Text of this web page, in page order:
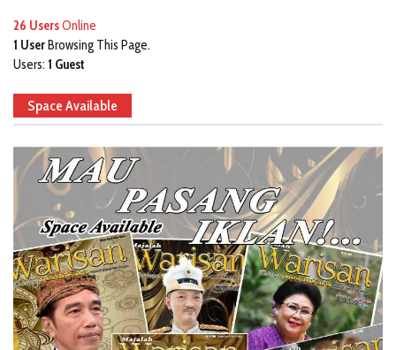
26 UsersOnline
1 UserBrowsing This Page.
Users: 1 Guest
Space Available